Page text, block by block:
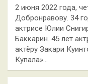
2 июня 2022 года,
Добронравову. 34
актрисе Юлии
Баккарин. 45 лет
актёру Закари
Купала»…